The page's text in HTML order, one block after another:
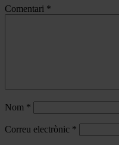
Comentari *
Nom *
Correu electrònic *